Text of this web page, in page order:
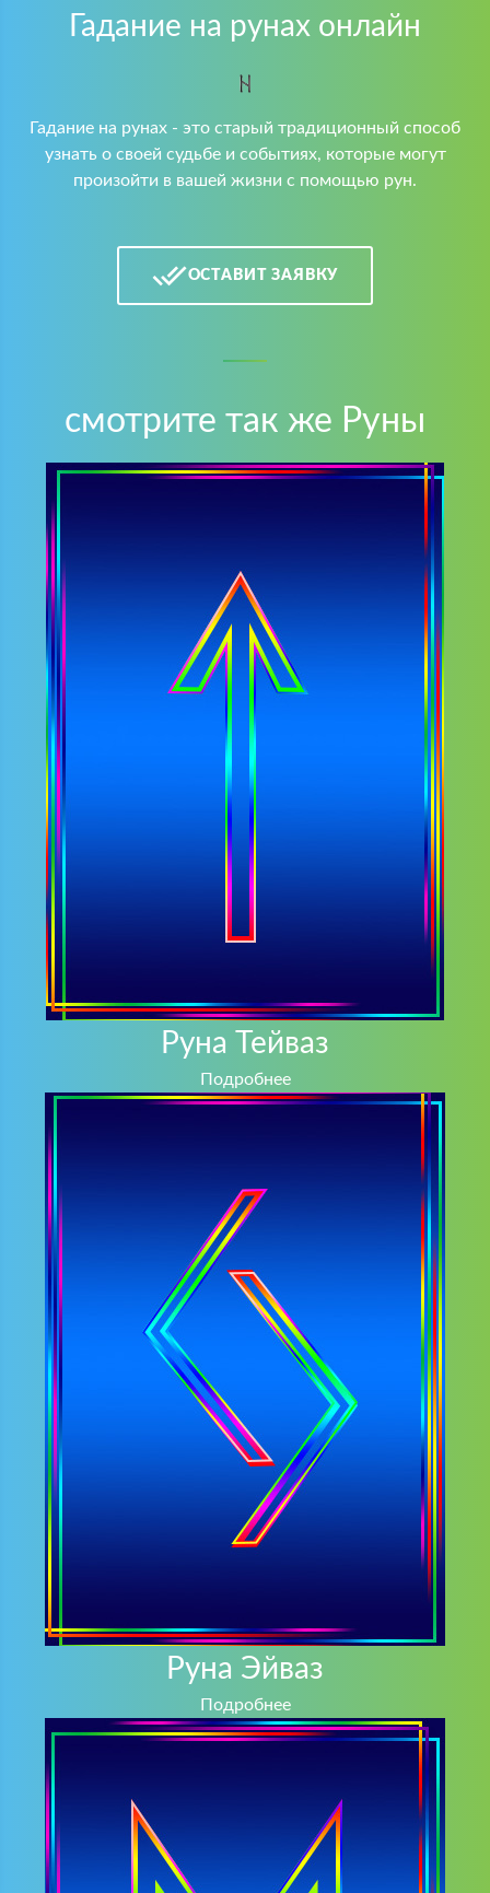
Гадание на рунах онлайн
Гадание на рунах - это старый традиционный способ
узнать о своей судьбе и событиях, которые могут
произойти в вашей жизни с помощью рун.
ОСТАВИТ ЗАЯВКУ
смотрите так же Руны
Руна Тейваз
Подробнее
Руна Эйваз
Подробнее